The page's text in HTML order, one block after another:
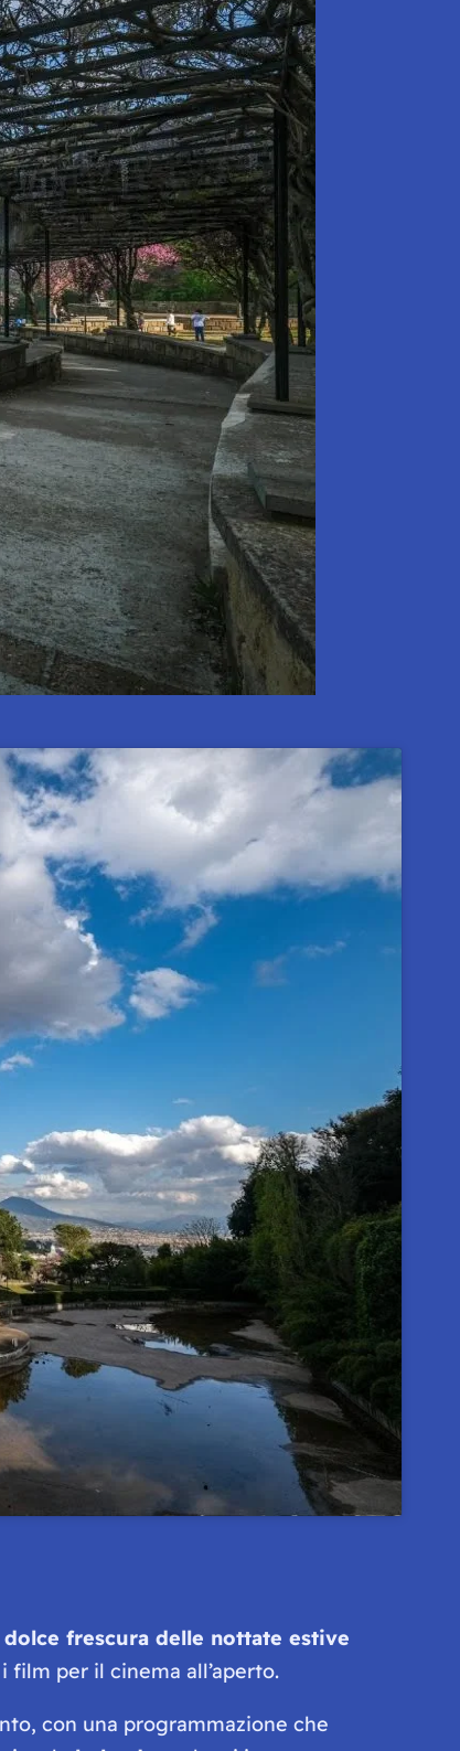
dolce frescura delle nottate estive
film per il cinema all’aperto.
con una programmazione che